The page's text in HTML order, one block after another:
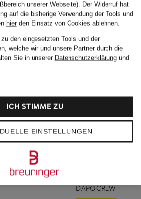
Marc O'Polo
Sweatshirt
129,95 €
DAPOCREW
unserer Webseite). Der Widerruf hat
auf die bisherige Verwendung der Tools und
hierden Einsatz von Cookies ablehnen.
den eingesetzten Tools und der
welche wir und unsere Partner durch die
Sie in unserer Datenschutzerklärungund
EINSTELLUNGEN
ICH STIMME ZU